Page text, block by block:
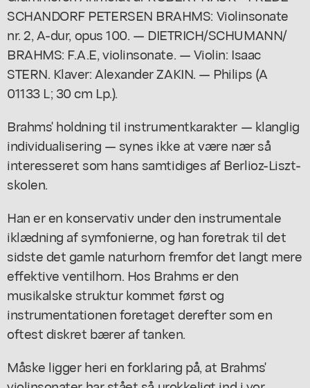
SCHANDORF PETERSEN BRAHMS: Violinsonate
nr. 2, A-dur, opus 100. — DIETRICH/SCHUMANN/
BRAHMS: F.A.E, violinsonate. — Violin: Isaac
STERN. Klaver: Alexander ZAKIN. — Philips (A
01133 L; 30 cm Lp.).
Brahms' holdning til instrumentkarakter — klanglig
individualisering — synes ikke at være nær så
interesseret som hans samtidiges af Berlioz-Liszt-
skolen.
Han er en konservativ under den instrumentale
iklædning af symfonierne, og han foretrak til det
sidste det gamle naturhorn fremfor det langt mere
effektive ventilhorn. Hos Brahms er den
musikalske struktur kommet først og
instrumentationen foretaget derefter som en
oftest diskret bærer af tanken.
Måske ligger heri en forklaring på, at Brahms'